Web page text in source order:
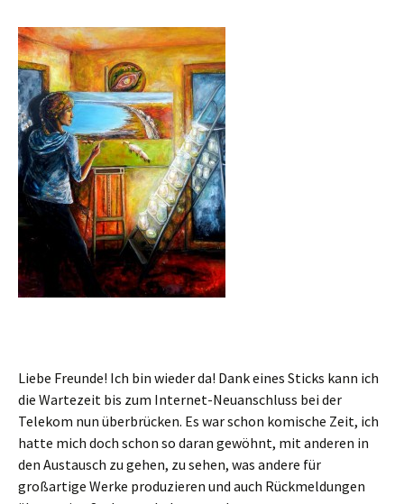
Liebe Freunde! Ich bin wieder da! Dank eines Sticks kann ich
die Wartezeit bis zum Internet-Neuanschluss bei der
Telekom nun überbrücken. Es war schon komische Zeit, ich
hatte mich doch schon so daran gewöhnt, mit anderen in
den Austausch zu gehen, zu sehen, was andere für
großartige Werke produzieren und auch Rückmeldungen